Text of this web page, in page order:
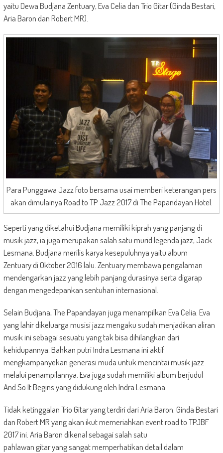
yaitu Dewa Budjana Zentuary, Eva Celia dan Trio Gitar (Ginda Bestari,
Aria Baron dan Robert MR).
Para Punggawa Jazz foto bersama usai memberi keterangan pers
akan dimulainya Road to TP Jazz 2017 di The Papandayan Hotel.
Seperti yang diketahui Budjana memiliki kiprah yang panjang di
musik jazz, ia juga merupakan salah satu murid legenda jazz, Jack
Lesmana. Budjana merilis karya kesepuluhnya yaitu album
Zentuary di Oktober 2016 lalu. Zentuary membawa pengalaman
mendengarkan jazz yang lebih panjang durasinya serta digarap
dengan mengedepankan sentuhan internasional.
Selain Budjana, The Papandayan juga menampilkan Eva Celia. Eva
yang lahir dikeluarga musisi jazz mengaku sudah menjadikan aliran
musik ini sebagai sesuatu yang tak bisa dihilangkan dari
kehidupannya. Bahkan putri Indra Lesmana ini aktif
mengkampanyekan generasi muda untuk mencintai musik jazz
melalui penampilannya. Eva juga sudah memiliki album berjudul
And So It Begins yang didukung oleh Indra Lesmana.
Tidak ketinggalan Trio Gitar yang terdiri dari Aria Baron. Ginda Bestari
dan Robert MR yang akan ikut memeriahkan event road to TPJBF
2017 ini. Aria Baron dikenal sebagai salah satu
pahlawan gitar yang sangat memperhatikan detail dalam